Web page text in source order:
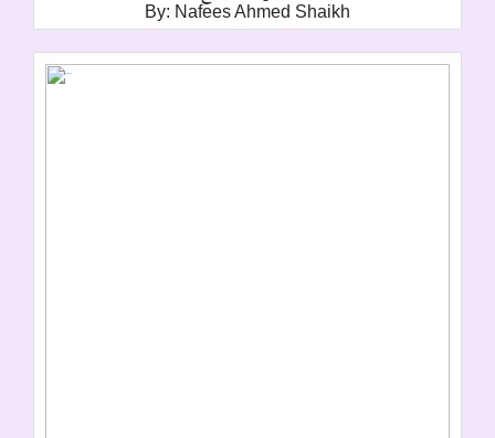
By: Nafees Ahmed Shaikh